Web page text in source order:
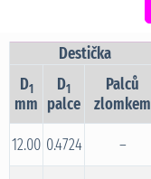
Destička
D1
mm
D1
palce
Palců
zlomkem
12.00 0.4724 –